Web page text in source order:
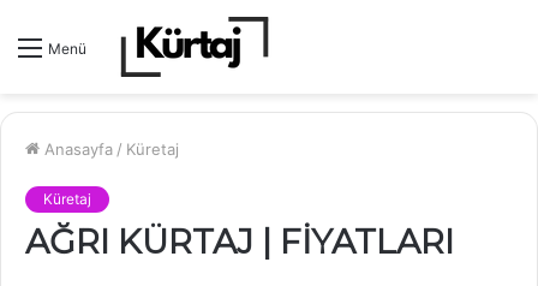
Menü
Anasayfa / Küretaj
Küretaj
AĞRI KÜRTAJ | FİYATLARI